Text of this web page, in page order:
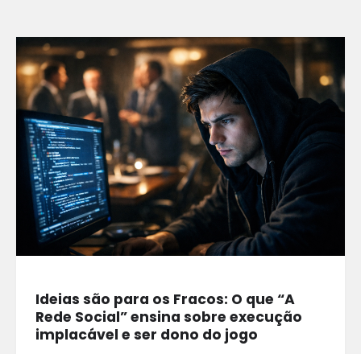
Ideias são para os Fracos: O que “A
Rede Social” ensina sobre execução
implacável e ser dono do jogo